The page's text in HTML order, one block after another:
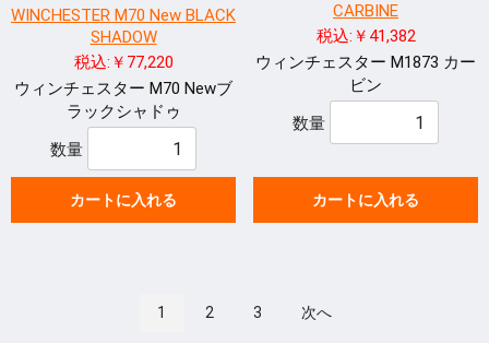
WINCHESTER M70 New BLACK
SHADOW
税込:￥77,220
ウィンチェスター M70 Newブ
ラックシャドゥ
数量
カートに入れる
CARBINE
税込:￥41,382
ウィンチェスター M1873 カー
ビン
数量
カートに入れる
1 2 3 次へ